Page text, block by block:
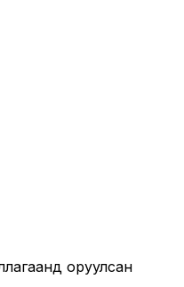
оруулсан